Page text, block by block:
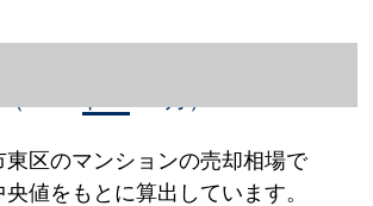
区のマンションの売却相場で
値をもとに算出しています。